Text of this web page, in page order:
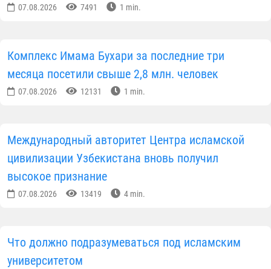
07.08.2026 7491 1 min.
Комплекс Имама Бухари за последние три
месяца посетили свыше 2,8 млн. человек
07.08.2026 12131 1 min.
Международный авторитет Центра исламской
цивилизации Узбекистана вновь получил
высокое признание
07.08.2026 13419 4 min.
Что должно подразумеваться под исламским
университетом